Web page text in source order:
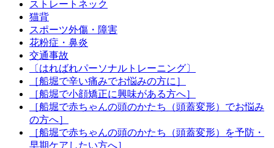
ストレートネック
猫背
スポーツ外傷・障害
花粉症・鼻炎
交通事故
〔はればれパーソナルトレーニング〕
［船堀で辛い痛みでお悩みの方に］
［船堀で小顔矯正に興味がある方へ］
［船堀で赤ちゃんの頭のかたち（頭蓋変形）でお悩み
の方へ］
［船堀で赤ちゃんの頭のかたち（頭蓋変形）を予防・
早期ケアしたい方へ］